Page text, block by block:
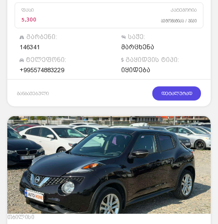
ფასი კატეგორია
5,300 ავტომატიკა / ჯიპი
გარბენი:
146341
საჭე:
მარცხენა
ტელეფონი:
+995574883229
გაყიდვის ტიპი:
იყიდება
განბაჟებული დეტალურად
თბილისი